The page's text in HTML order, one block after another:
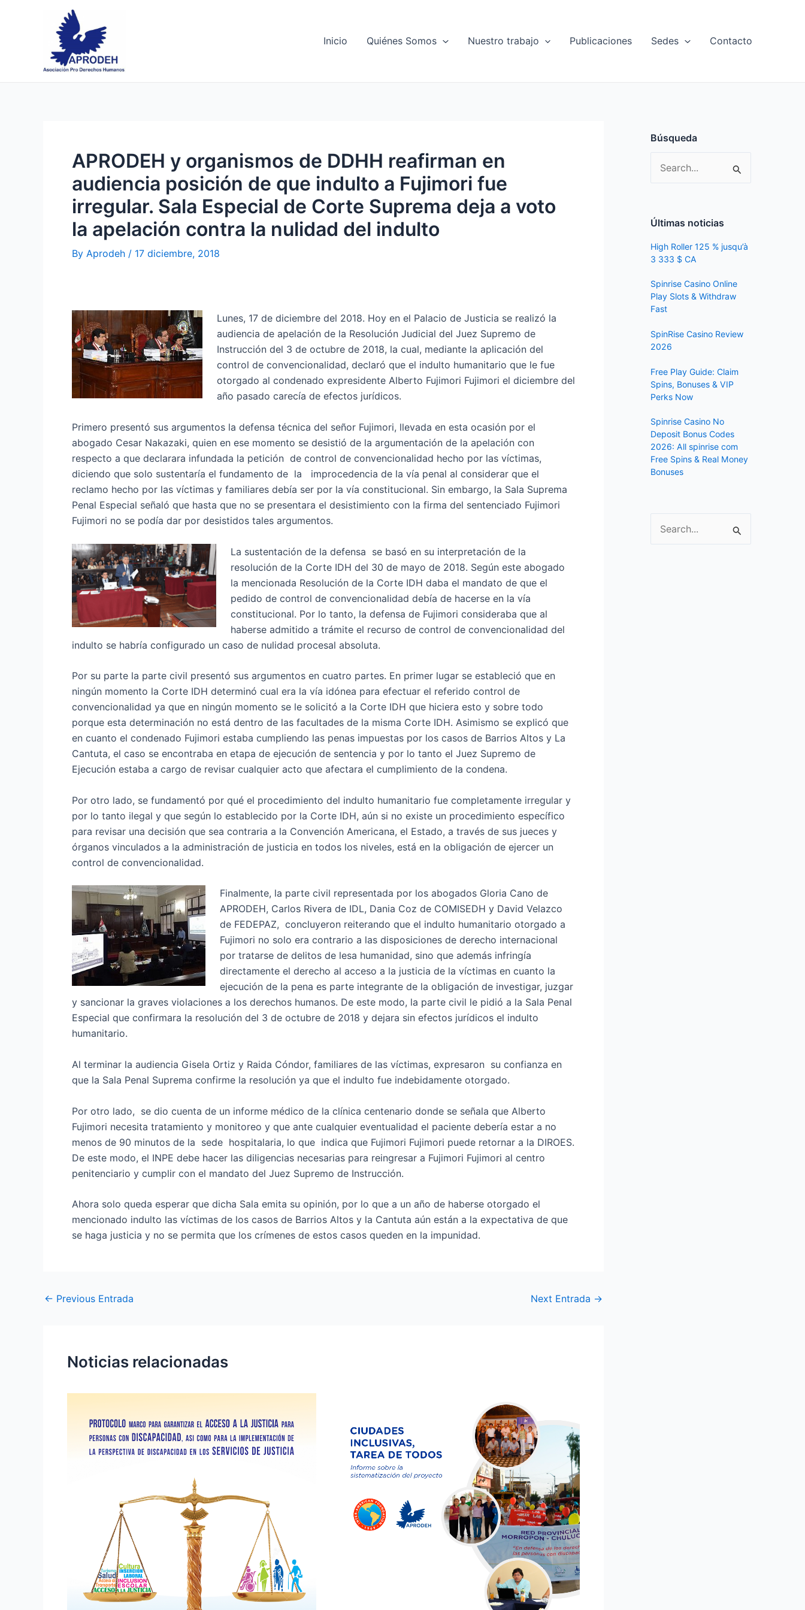
Inicio Quiénes Somos Nuestro trabajo Publicaciones Sedes Contacto
APRODEH y organismos de DDHH reafirman en
audiencia posición de que indulto a Fujimori fue
irregular. Sala Especial de Corte Suprema deja a voto
la apelación contra la nulidad del indulto
By Aprodeh / 17 diciembre, 2018
Lunes, 17 de diciembre del 2018. Hoy en el Palacio de Justicia se realizó la
audiencia de apelación de la Resolución Judicial del Juez Supremo de
Instrucción del 3 de octubre de 2018, la cual, mediante la aplicación del
control de convencionalidad, declaró que el indulto humanitario que le fue
otorgado al condenado expresidente Alberto Fujimori Fujimori el diciembre del
año pasado carecía de efectos jurídicos.
Primero presentó sus argumentos la defensa técnica del señor Fujimori, llevada en esta ocasión por el
abogado Cesar Nakazaki, quien en ese momento se desistió de la argumentación de la apelación con
respecto a que declarara infundada la petición de control de convencionalidad hecho por las víctimas,
diciendo que solo sustentaría el fundamento de la improcedencia de la vía penal al considerar que el
reclamo hecho por las víctimas y familiares debía ser por la vía constitucional. Sin embargo, la Sala Suprema
Penal Especial señaló que hasta que no se presentara el desistimiento con la firma del sentenciado Fujimori
Fujimori no se podía dar por desistidos tales argumentos.
La sustentación de la defensa se basó en su interpretación de la
resolución de la Corte IDH del 30 de mayo de 2018. Según este abogado
la mencionada Resolución de la Corte IDH daba el mandato de que el
pedido de control de convencionalidad debía de hacerse en la vía
constitucional. Por lo tanto, la defensa de Fujimori consideraba que al
haberse admitido a trámite el recurso de control de convencionalidad del
indulto se habría configurado un caso de nulidad procesal absoluta.
Por su parte la parte civil presentó sus argumentos en cuatro partes. En primer lugar se estableció que en
ningún momento la Corte IDH determinó cual era la vía idónea para efectuar el referido control de
convencionalidad ya que en ningún momento se le solicitó a la Corte IDH que hiciera esto y sobre todo
porque esta determinación no está dentro de las facultades de la misma Corte IDH. Asimismo se explicó que
en cuanto el condenado Fujimori estaba cumpliendo las penas impuestas por los casos de Barrios Altos y La
Cantuta, el caso se encontraba en etapa de ejecución de sentencia y por lo tanto el Juez Supremo de
Ejecución estaba a cargo de revisar cualquier acto que afectara el cumplimiento de la condena.
Por otro lado, se fundamentó por qué el procedimiento del indulto humanitario fue completamente irregular y
por lo tanto ilegal y que según lo establecido por la Corte IDH, aún si no existe un procedimiento específico
para revisar una decisión que sea contraria a la Convención Americana, el Estado, a través de sus jueces y
órganos vinculados a la administración de justicia en todos los niveles, está en la obligación de ejercer un
control de convencionalidad.
Finalmente, la parte civil representada por los abogados Gloria Cano de
APRODEH, Carlos Rivera de IDL, Dania Coz de COMISEDH y David Velazco
de FEDEPAZ, concluyeron reiterando que el indulto humanitario otorgado a
Fujimori no solo era contrario a las disposiciones de derecho internacional
por tratarse de delitos de lesa humanidad, sino que además infringía
directamente el derecho al acceso a la justicia de la víctimas en cuanto la
ejecución de la pena es parte integrante de la obligación de investigar, juzgar
y sancionar la graves violaciones a los derechos humanos. De este modo, la parte civil le pidió a la Sala Penal
Especial que confirmara la resolución del 3 de octubre de 2018 y dejara sin efectos jurídicos el indulto
humanitario.
Al terminar la audiencia Gisela Ortiz y Raida Cóndor, familiares de las víctimas, expresaron su confianza en
que la Sala Penal Suprema confirme la resolución ya que el indulto fue indebidamente otorgado.
Por otro lado, se dio cuenta de un informe médico de la clínica centenario donde se señala que Alberto
Fujimori necesita tratamiento y monitoreo y que ante cualquier eventualidad el paciente debería estar a no
menos de 90 minutos de la sede hospitalaria, lo que indica que Fujimori Fujimori puede retornar a la DIROES.
De este modo, el INPE debe hacer las diligencias necesarias para reingresar a Fujimori Fujimori al centro
penitenciario y cumplir con el mandato del Juez Supremo de Instrucción.
Ahora solo queda esperar que dicha Sala emita su opinión, por lo que a un año de haberse otorgado el
mencionado indulto las víctimas de los casos de Barrios Altos y la Cantuta aún están a la expectativa de que
se haga justicia y no se permita que los crímenes de estos casos queden en la impunidad.
navigation
← Previous Entrada Next Entrada →
Noticias relacionadas
Búsqueda
r
h
o
r
Últimas noticias
High Roller 125 % jusqu’à
3 333 $ CA
Spinrise Casino Online
Play Slots & Withdraw
Fast
SpinRise Casino Review
2026
Free Play Guide: Claim
Spins, Bonuses & VIP
Perks Now
Spinrise Casino No
Deposit Bonus Codes
2026: All spinrise com
Free Spins & Real Money
Bonuses